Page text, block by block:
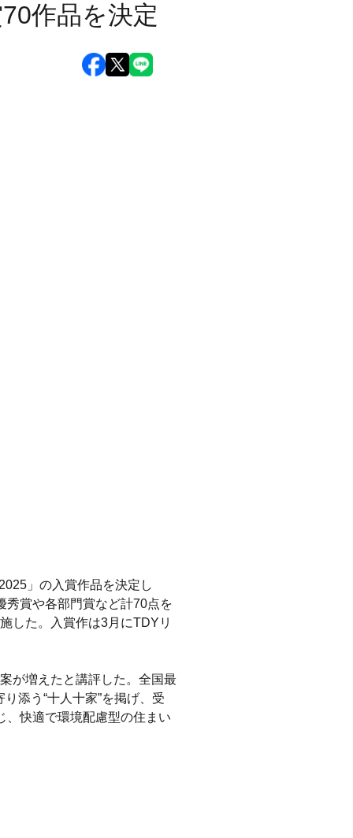
作品を決定
」の入賞作品を決定し
秀賞や各部門賞など計70点を
した。入賞作は3月にTDYリ
が増えたと講評した。全国最
添う“十人十家”を掲げ、受
、快適で環境配慮型の住まい